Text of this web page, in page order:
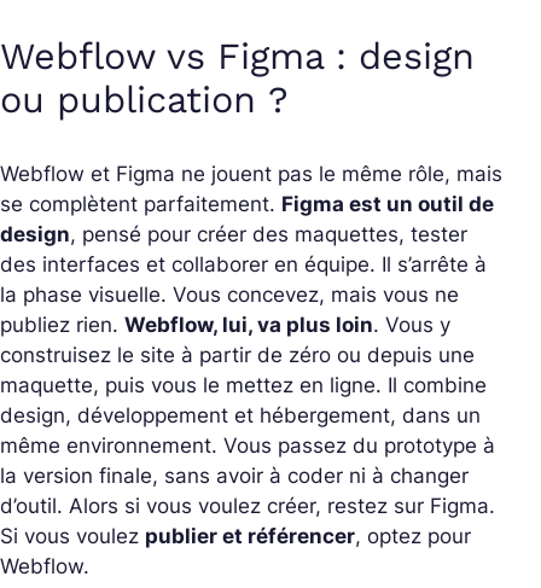
Webflow vs Figma : design
ou publication ?
Webflow et Figma ne jouent pas le même rôle, mais
se complètent parfaitement. Figma est un outil de
design, pensé pour créer des maquettes, tester
des interfaces et collaborer en équipe. Il s’arrête à
la phase visuelle. Vous concevez, mais vous ne
publiez rien. Webflow, lui, va plus loin. Vous y
construisez le site à partir de zéro ou depuis une
maquette, puis vous le mettez en ligne. Il combine
design, développement et hébergement, dans un
même environnement. Vous passez du prototype à
la version finale, sans avoir à coder ni à changer
d’outil. Alors si vous voulez créer, restez sur Figma.
Si vous voulez publier et référencer, optez pour
Webflow.